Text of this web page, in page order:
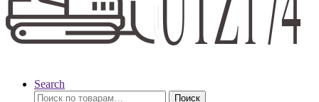
Search
Искать:
Поиск